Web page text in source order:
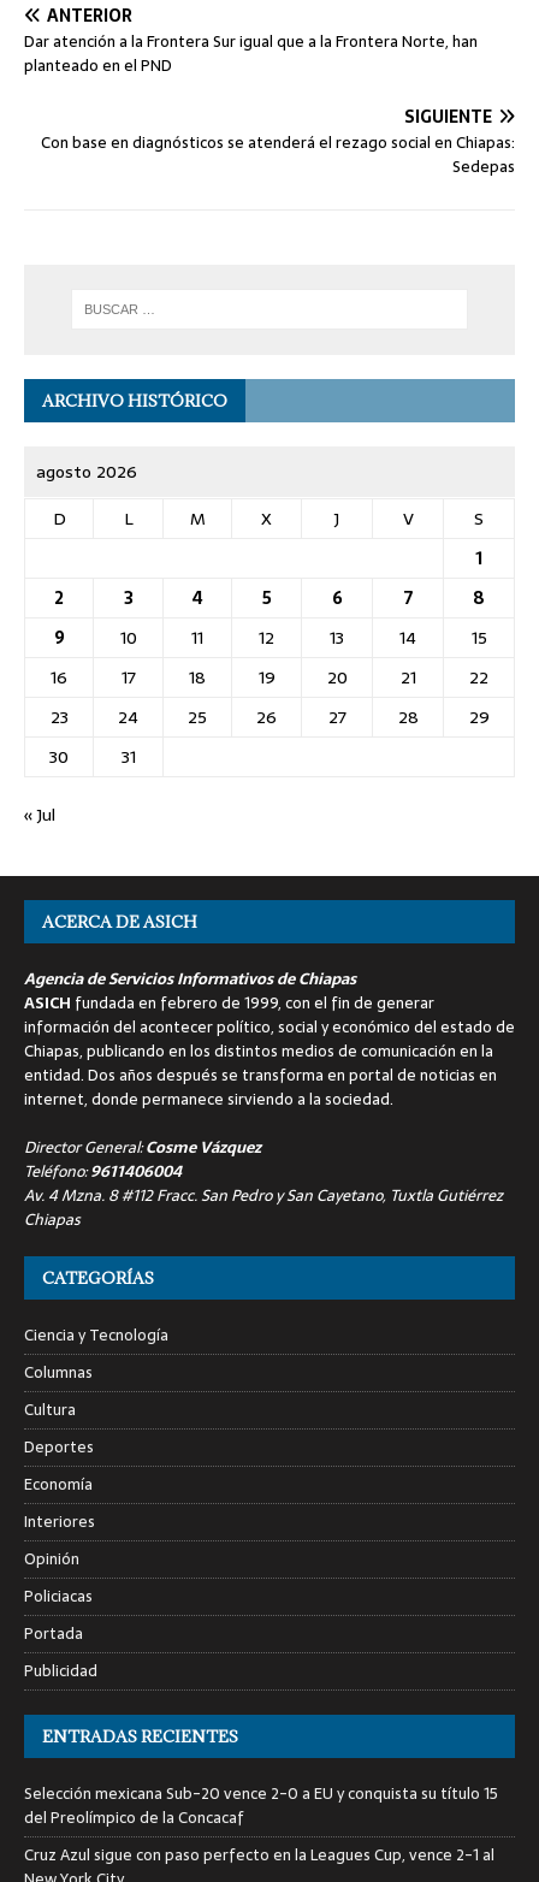
ANTERIOR
Dar atención a la Frontera Sur igual que a la Frontera Norte, han
planteado en el PND
SIGUIENTE
Con base en diagnósticos se atenderá el rezago social en Chiapas:
Sedepas
ARCHIVO HISTÓRICO
agosto 2026
D
L M X J V
S
1
2
3 4 5 6 7
8
9
10 11 12 13 14
15
16
17 18 19 20 21
22
23
24 25 26 27 28
29
30
31
« Jul
ACERCA DE ASICH
Agencia de Servicios Informativos de Chiapas
ASICH fundada en febrero de 1999, con el fin de generar
información del acontecer político, social y económico del estado de
Chiapas, publicando en los distintos medios de comunicación en la
entidad. Dos años después se transforma en portal de noticias en
internet, donde permanece sirviendo a la sociedad.
Director General:Cosme Vázquez
Teléfono:9611406004
Av. 4 Mzna. 8 #112 Fracc. San Pedro y San Cayetano, Tuxtla Gutiérrez
Chiapas
CATEGORÍAS
Ciencia y Tecnología
Columnas
Cultura
Deportes
Economía
Interiores
Opinión
Policiacas
Portada
Publicidad
ENTRADAS RECIENTES
Selección mexicana Sub-20 vence 2-0 a EU y conquista su título 15
del Preolímpico de la Concacaf
Cruz Azul sigue con paso perfecto en la Leagues Cup, vence 2-1 al